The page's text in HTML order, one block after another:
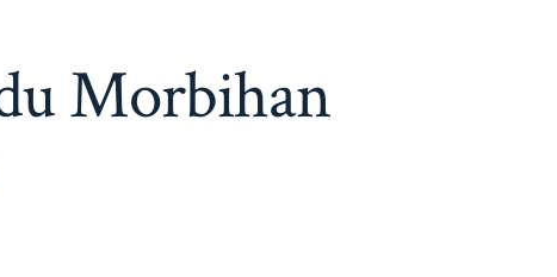
Morbihan